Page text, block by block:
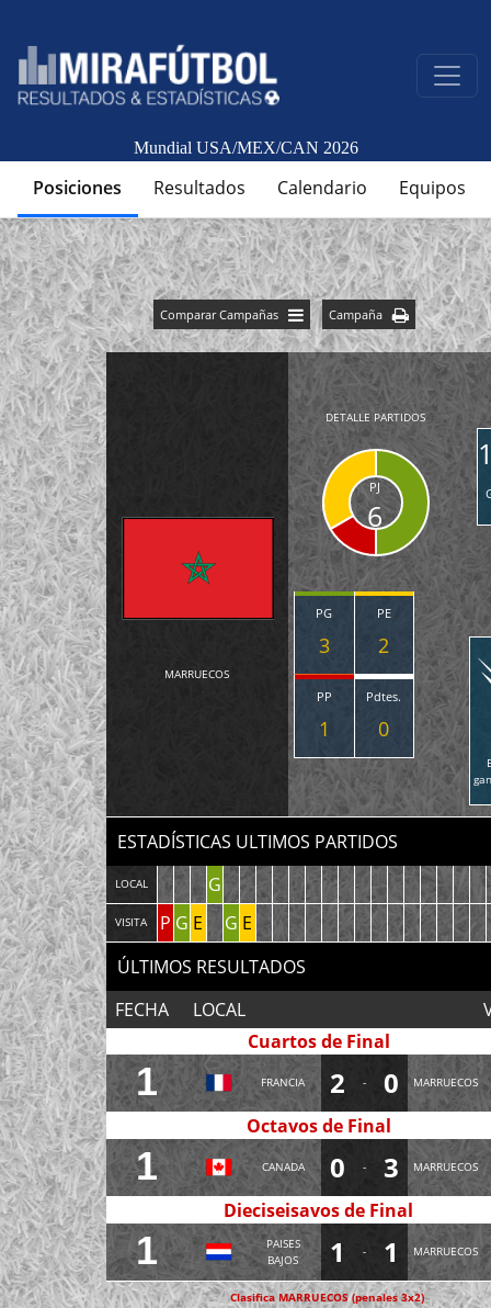
Mundial USA/MEX/CAN 2026
Posiciones Resultados Calendario Equipos
Comparar Campañas Campaña
MARRUECOS
DETALLE PARTIDOS
PJ
6
PG
3
PE
2
PP
1
Pdtes.
0
ESTADÍSTICAS ULTIMOS PARTIDOS
LOCAL G
VISITA P G E G E
ÚLTIMOS RESULTADOS
FECHA
LOCAL
Cuartos de Final
1 FRANCIA 2 - 0 MARRUECOS
Octavos de Final
1 CANADA 0 - 3 MARRUECOS
Dieciseisavos de Final
1
PAISES
BAJOS
1 - 1 MARRUECOS
Clasifica MARRUECOS (penales 3x2)